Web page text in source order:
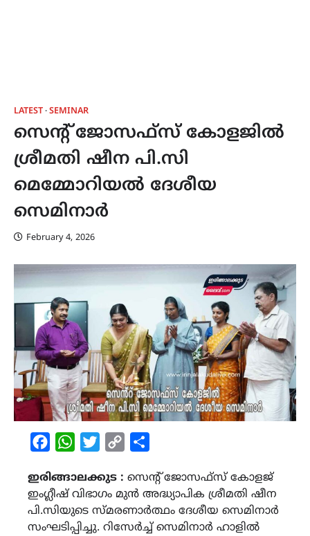
LATEST SEMINAR
സെൻ്റ് ജോസഫ്സ് കോളജിൽ
ശ്രീമതി ഷീന പി.സി
മെമ്മോറിയൽ ദേശീയ
സെമിനാർ
February 4, 2026
FacebookWhatsAppTwitterCopy
ഇരിങ്ങാലക്കുട : സെൻ്റ് ജോസഫ്സ് കോളജ്
ഇംഗ്ലീഷ് വിഭാഗം മുൻ അദ്ധ്യാപിക ശ്രീമതി ഷീന
പി.സിയുടെ സ്മരണാർത്ഥം ദേശീയ സെമിനാർ
സംഘടിപ്പിച്ചു. റിസേർച്ച് സെമിനാർ ഹാളിൽ